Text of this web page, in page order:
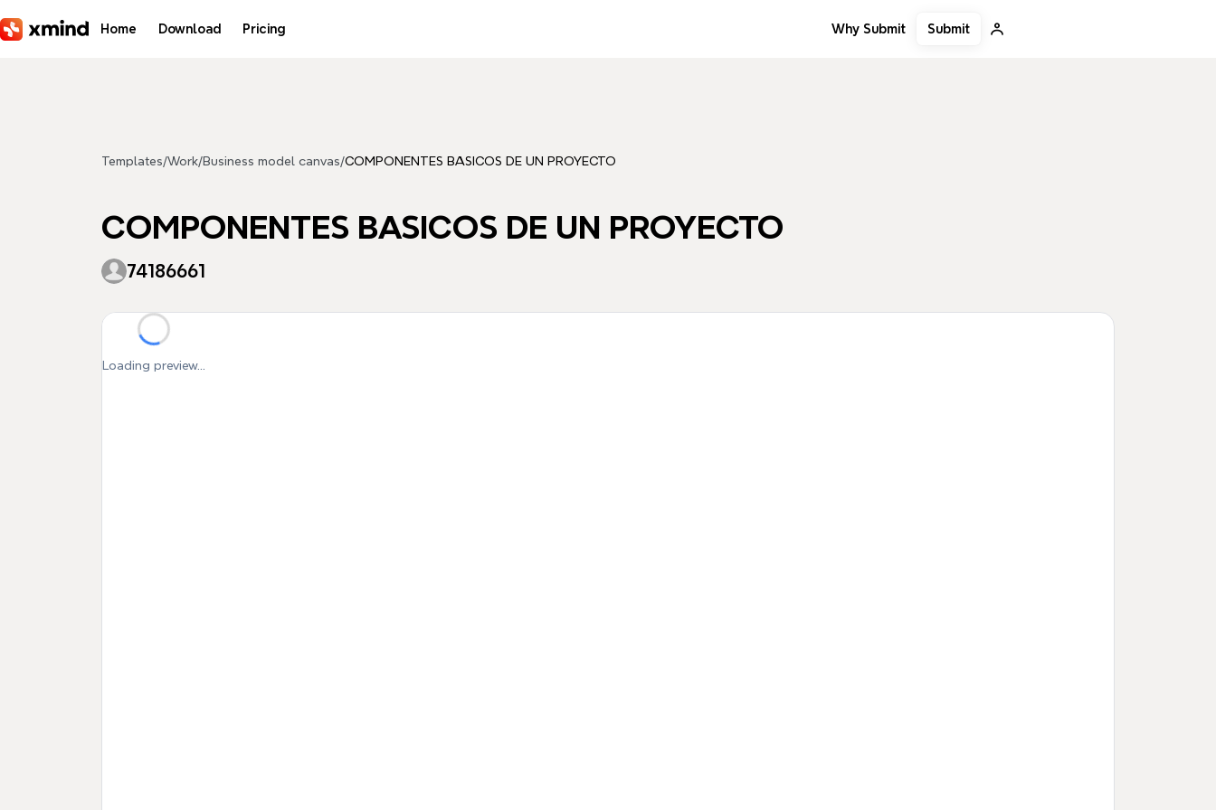
Home Download Pricing Why Submit Submit
Templates/Work/Business model canvas/COMPONENTES BASICOS DE UN PROYECTO
COMPONENTES BASICOS DE UN PROYECTO
74186661
Loading preview...